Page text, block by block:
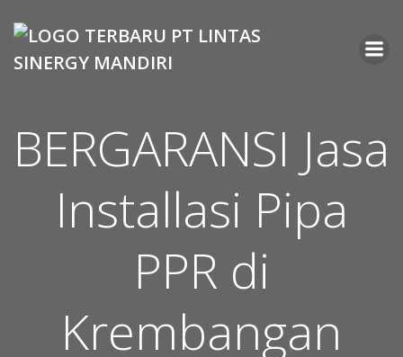
to
BERGARANSI Jasa
Installasi Pipa
PPR di
Krembangan